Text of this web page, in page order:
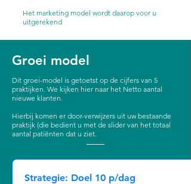
Het marketing model wordt daarop voor u
uitgerekend
Groei model
Dit groei-model is getoetst op de cijfers van 5
praktijken. We kijken hier naar het Netto aantal
nieuwe klanten.
Hierbij komen er door-verwijzers uit uw bestaande
praktijk (die bedient u met de slider van het totaal
aantal patiënten dat u ziet.
Strategie: Doel 10 p/dag